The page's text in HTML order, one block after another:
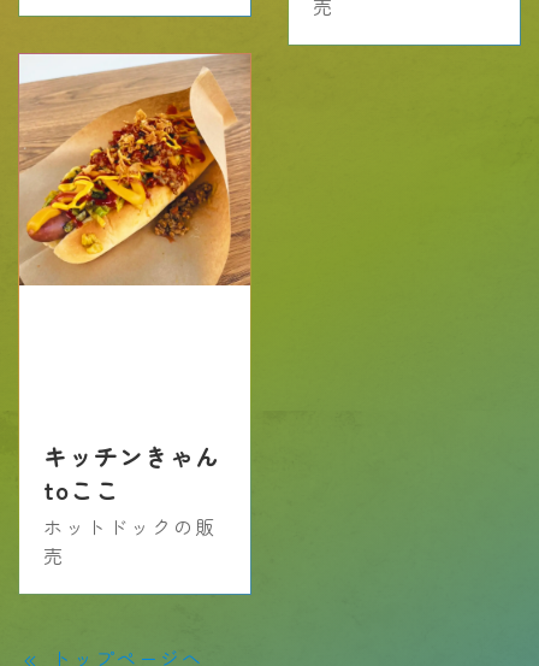
売
キッチンきゃん
toここ
ホットドックの販
売
トップページへ